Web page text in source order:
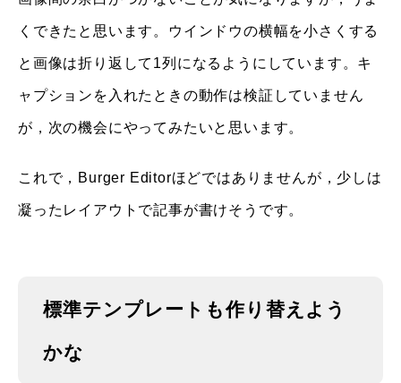
くできたと思います。ウインドウの横幅を小さくする
と画像は折り返して1列になるようにしています。キ
ャプションを入れたときの動作は検証していません
が，次の機会にやってみたいと思います。
これで，Burger Editorほどではありませんが，少しは
凝ったレイアウトで記事が書けそうです。
標準テンプレートも作り替えよう
かな